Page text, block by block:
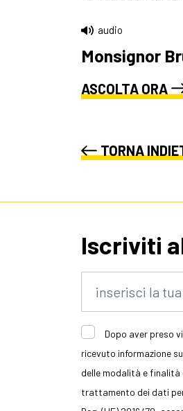
audio
Monsignor
ASCOLTA ORA
TORNA
Iscriviti
Dopo aver preso
ricevuto informazione
delle modalità e
trattamento dei dati